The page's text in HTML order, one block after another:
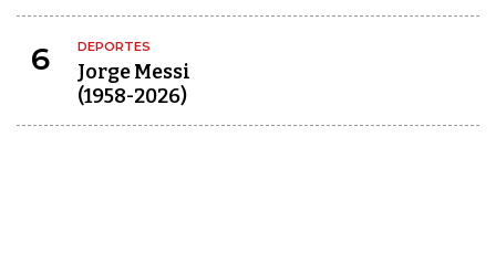
6 DEPORTES
Jorge Messi
(1958-2026)